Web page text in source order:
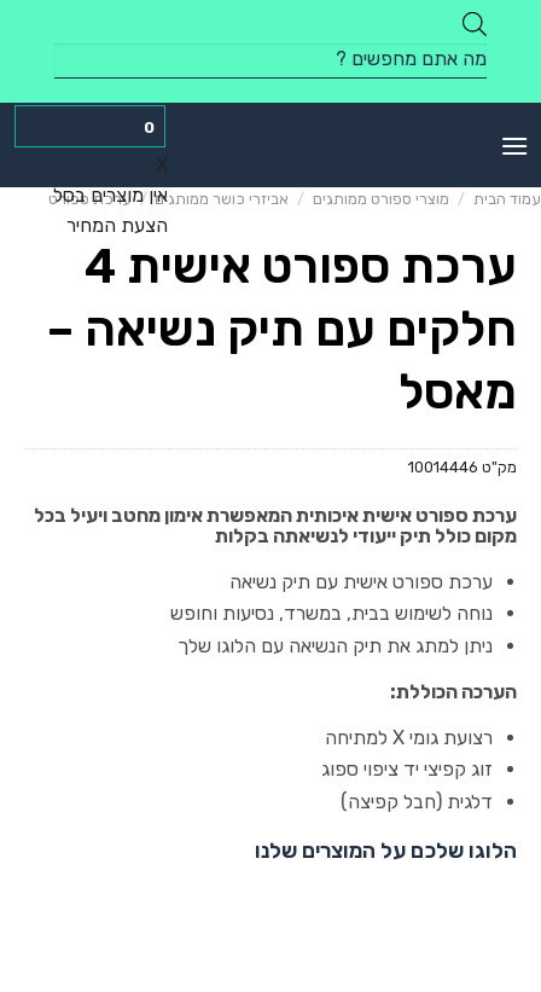
content
Products
search
0
X
אין מוצרים בסל
הצעת המחיר
עמוד הבית / מוצרי ספורט ממותגים / אביזרי כושר ממותגים / ערכת ספורט
ערכת ספורט אישית 4
חלקים עם תיק נשיאה –
מאסל
מק"ט 10014446
ערכת ספורט אישית איכותית המאפשרת אימון מחטב ויעיל בכל
מקום כולל תיק ייעודי לנשיאתה בקלות
ערכת ספורט אישית עם תיק נשיאה
נוחה לשימוש בבית, במשרד, נסיעות וחופש
ניתן למתג את תיק הנשיאה עם הלוגו שלך
הערכה הכוללת:
רצועת גומי X למתיחה
זוג קפיצי יד ציפוי ספוג
דלגית (חבל קפיצה)
הלוגו שלכם על המוצרים שלנו